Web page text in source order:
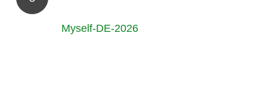
Myself-DE-2026